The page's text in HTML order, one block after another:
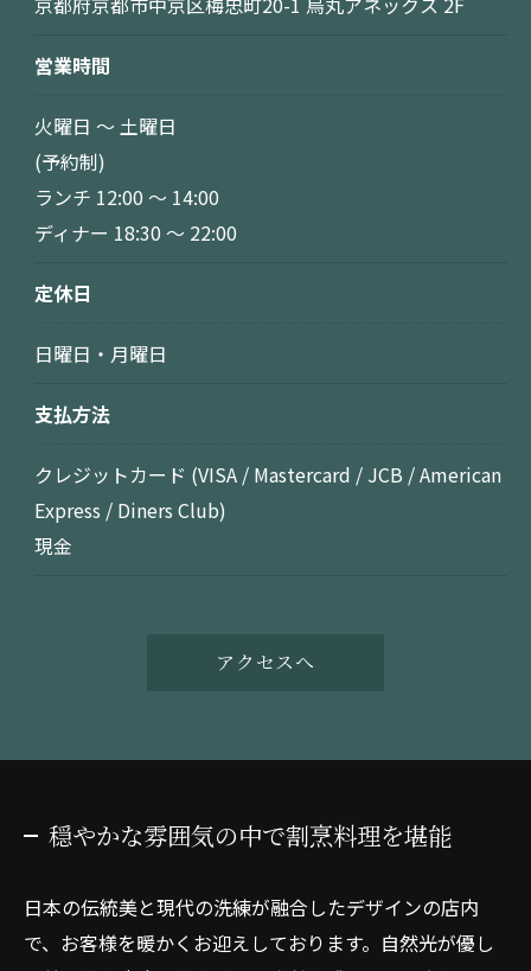
営業時間
火曜日 ～ 土曜日
(予約制)
ランチ 12:00 〜 14:00
ディナー 18:30 〜 22:00
定休日
日曜日・月曜日
支払方法
クレジットカード (VISA / Mastercard / JCB / American
Express / Diners Club)
現金
アクセスへ
穏やかな雰囲気の中で割烹料理を堪能
日本の伝統美と現代の洗練が融合したデザインの店内
で、お客様を暖かくお迎えしております。自然光が優し